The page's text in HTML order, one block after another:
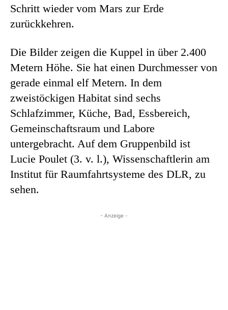
Schritt wieder vom Mars zur Erde
zurückkehren.
Die Bilder zeigen die Kuppel in über 2.400
Metern Höhe. Sie hat einen Durchmesser von
gerade einmal elf Metern. In dem
zweistöckigen Habitat sind sechs
Schlafzimmer, Küche, Bad, Essbereich,
Gemeinschaftsraum und Labore
untergebracht. Auf dem Gruppenbild ist
Lucie Poulet (3. v. l.), Wissenschaftlerin am
Institut für Raumfahrtsysteme des DLR, zu
sehen.
- Anzeige -